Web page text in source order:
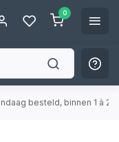
0
besteld, binnen 1 à 2